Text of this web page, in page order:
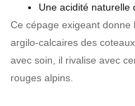
Une acidité naturelle
Ce cépage exigeant
argilo-calcaires des
avec soin, il rivalise avec
rouges alpins.